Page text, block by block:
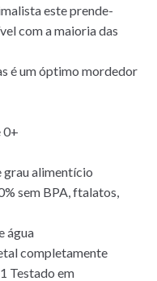
este prende-
com a maioria das
é um óptimo mordedor
0+
grau alimentício
sem BPA, ftalatos,
água
completamente
Testado em